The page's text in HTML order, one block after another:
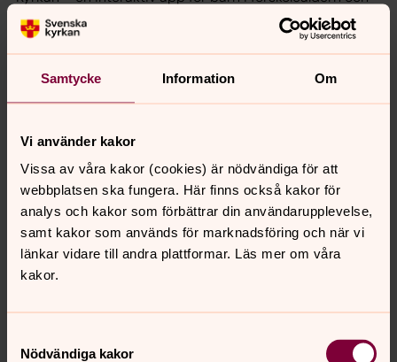
Samtycke Information Om
Vi använder kakor
Vissa av våra kakor (cookies) är nödvändiga för att
webbplatsen ska fungera. Här finns också kakor för
analys och kakor som förbättrar din användarupplevelse,
samt kakor som används för marknadsföring och när vi
länkar vidare till andra plattformar. Läs mer om våra
kakor.
Nödvändiga kakor
utlandskyrkans app.
Kyrkguiden
Kyrkan - en app för barn
Utlandskyrkans app
Synpunkter eller frågor på sidans
innehåll?